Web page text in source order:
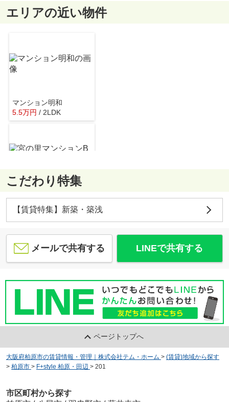
あかし内科クリニック
スーパーマルヒ国分店
約748m／10分
関西福祉科学大学高等学校
約812m／11分
約490m／7分
エリアの近い物件
マンション明和
5.5万円 / 2LDK
ブルーム国分
/ 1LDK
こだわり特集
【賃貸特集】新築・築浅
メールで共有する LINEで共有する
ページトップへ
大阪府柏原市の賃貸情報・管理｜株式会社テム・ホーム > (賃貸)地域から探す
> 柏原市 > F+style 柏原・田辺 > 201
市区町村から探す